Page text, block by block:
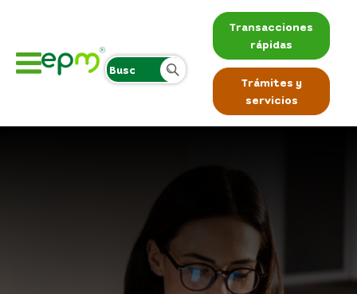
Transacciones
rápidas
Trámites y
servicios